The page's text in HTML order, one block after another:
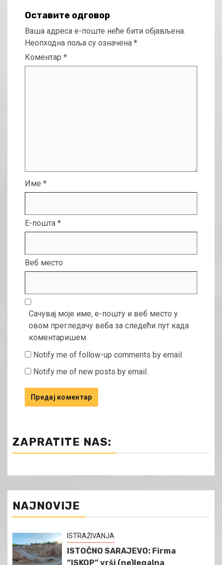
Оставите одговор
Ваша адреса е-поште неће бити објављена.
Неопходна поља су означена *
Коментар *
Име *
Е-пошта *
Веб место
Сачувај моје име, е-пошту и веб место у
овом прегледачу веба за следећи пут када
коментаришем.
Notify me of follow-up comments by email.
Notify me of new posts by email.
ZAPRATITE NAS:
NAJNOVIJE
ISTRAŽIVANJA
ISTOČNO SARAJEVO: Firma
“ISKOP” vrši (ne)legalna